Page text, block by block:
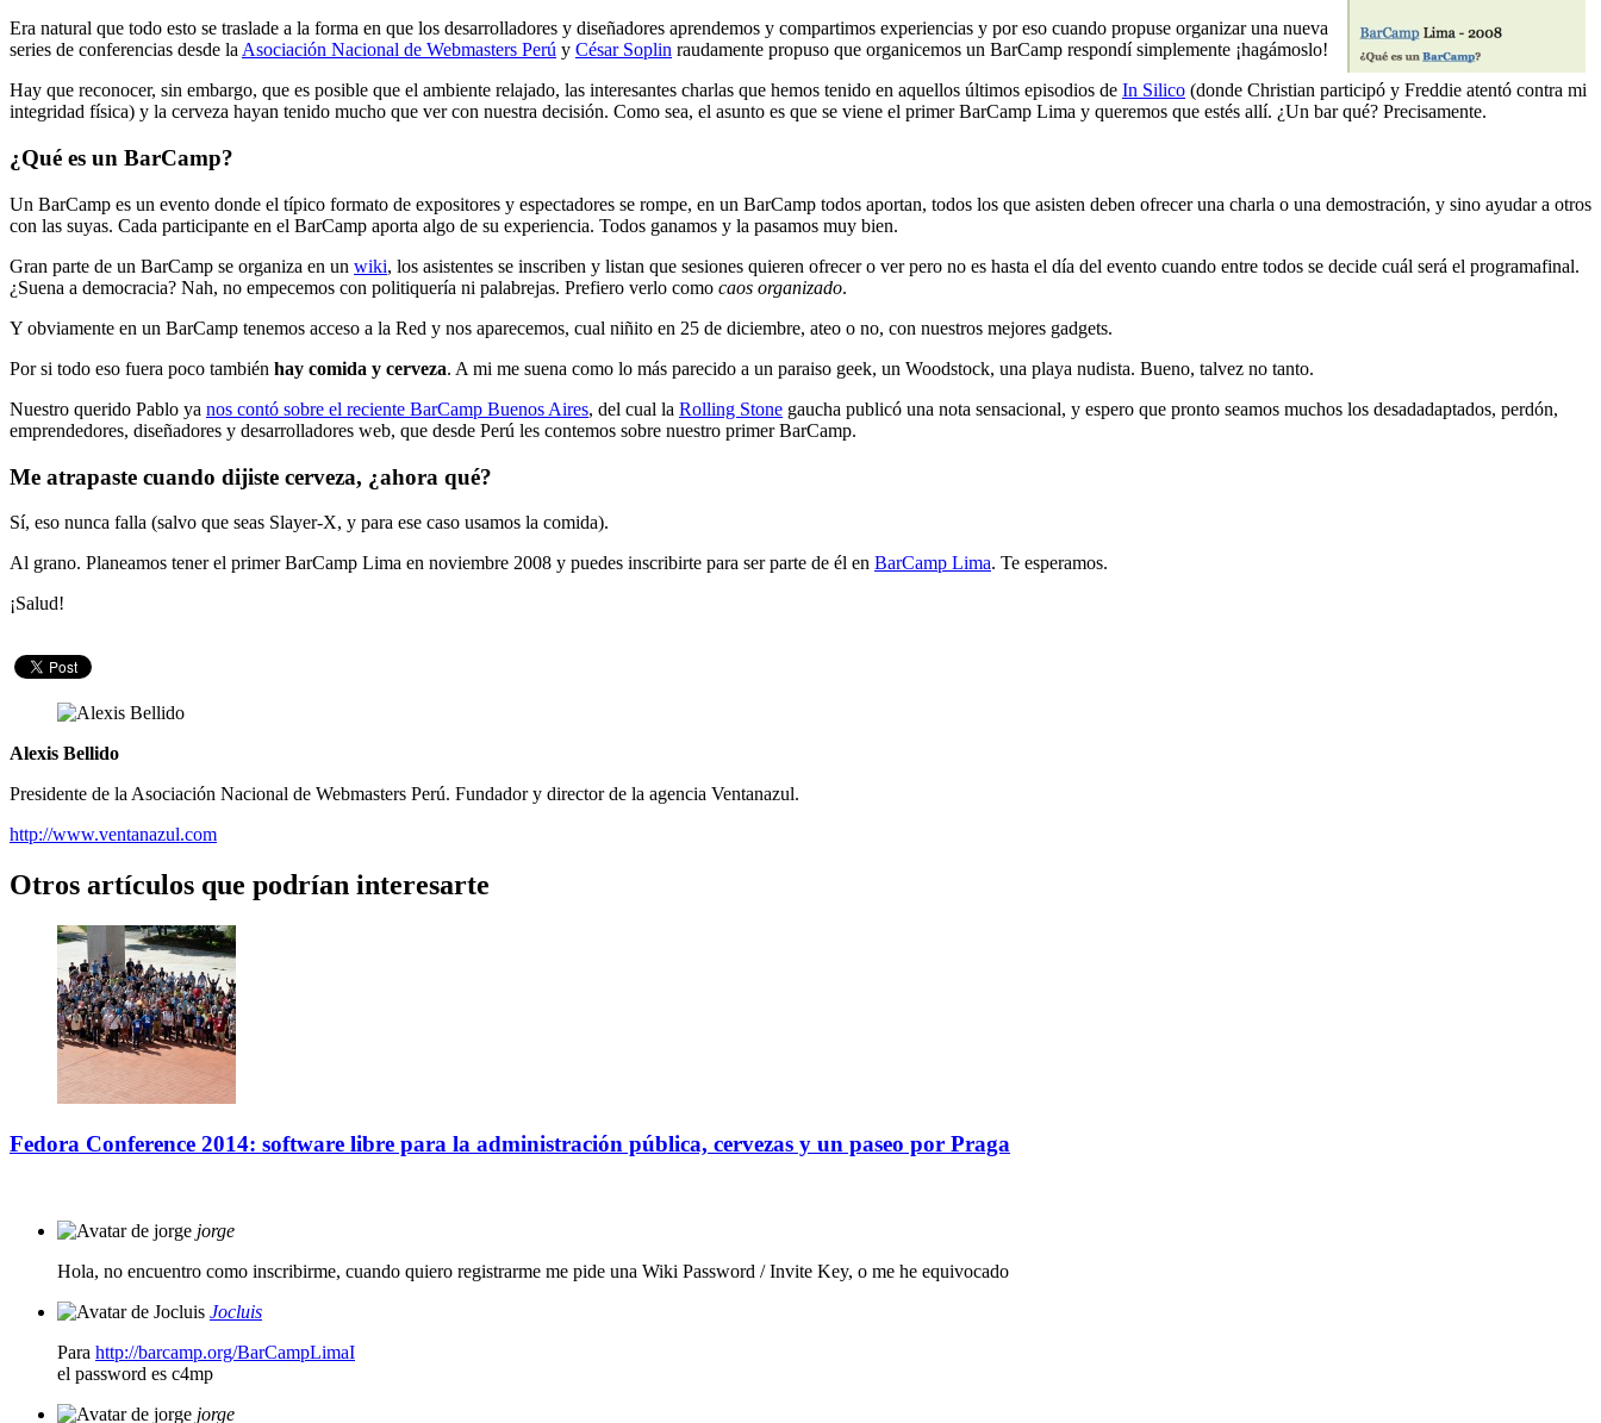
Era natural que todo esto se traslade a la forma en que los desarrolladores y diseñadores aprendemos y compartimos experiencias y por eso cuando propuse organizar una nueva
series de conferencias desde laAsociación Nacional de Webmasters Perú y César Soplin raudamente propuso que organicemos un BarCamp respondí simplemente ¡hagámoslo!
Hay que reconocer, sin embargo, que es posible que el ambiente relajado, las interesantes charlas que hemos tenido en aquellos últimos episodios de In Silico (donde Christian participó y Freddie atentó contra mi
integridad física) y la cerveza hayan tenido mucho que ver con nuestra decisión. Como sea, el asunto es que se viene el primer BarCamp Lima y queremos que estés allí. ¿Un bar qué? Precisamente.
¿Qué es un BarCamp?
Un BarCamp es un evento donde el típico formato de expositores y espectadores se rompe, en un BarCamp todos aportan, todos los que asisten deben ofrecer una charla o una demostración, y sino ayudar a otros
con las suyas. Cada participante en el BarCamp aporta algo de su experiencia. Todos ganamos y la pasamos muy bien.
Gran parte de un BarCamp se organiza en un wiki, los asistentes se inscriben y listan que sesiones quieren ofrecer o ver pero no es hasta el día del evento cuando entre todos se decide cuál será el programafinal.
¿Suena a democracia? Nah, no empecemos con politiquería ni palabrejas. Prefiero verlo como caos organizado.
Y obviamente en un BarCamp tenemos acceso a la Red y nos aparecemos, cual niñito en 25 de diciembre, ateo o no, con nuestros mejores gadgets.
Por si todo eso fuera poco también hay comida y cerveza. A mi me suena como lo más parecido a un paraiso geek, un Woodstock, una playa nudista. Bueno, talvez no tanto.
Nuestro querido Pablo ya nos contó sobre el reciente BarCamp Buenos Aires, del cual la Rolling Stone gaucha publicó una nota sensacional, y espero que pronto seamos muchos los desadadaptados, perdón,
emprendedores, diseñadores y desarrolladores web, que desde Perú les contemos sobre nuestro primer BarCamp.
Me atrapaste cuando dijiste cerveza, ¿ahora qué?
Sí, eso nunca falla (salvo que seas Slayer-X, y para ese caso usamos la comida).
Al grano. Planeamos tener el primer BarCamp Lima en noviembre 2008 y puedes inscribirte para ser parte de él en BarCamp Lima. Te esperamos.
¡Salud!
Alexis Bellido
Presidente de la Asociación Nacional de Webmasters Perú. Fundador y director de la agencia Ventanazul.
http://www.ventanazul.com
Otros artículos que podrían interesarte
Fedora Conference 2014: software libre para la administración pública, cervezas y un paseo por Praga
jorge
Hola, no encuentro como inscribirme, cuando quiero registrarme me pide una Wiki Password / Invite Key, o me he equivocado
Jocluis
Para http://barcamp.org/BarCampLimaI
el password es c4mp
jorge